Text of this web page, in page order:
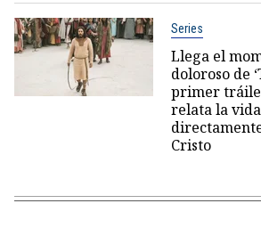
Series
Llega el
doloroso de
primer
relata la vida
Cristo